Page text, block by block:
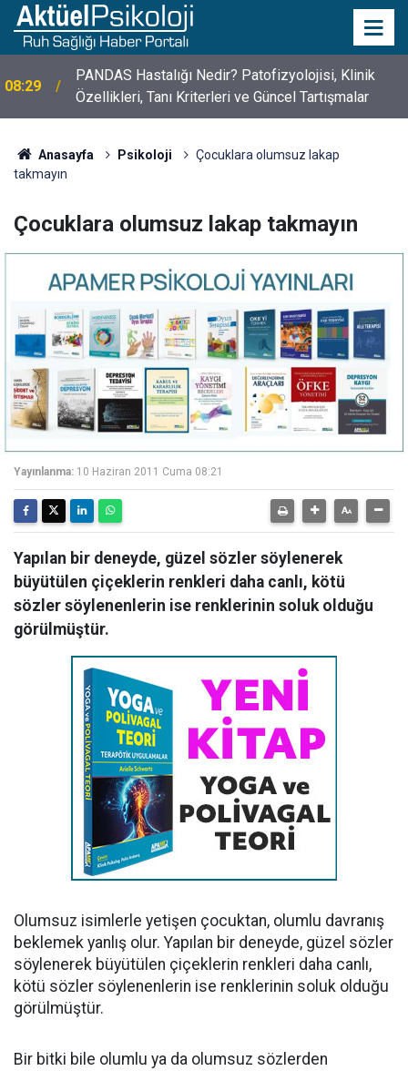
10:30
10 Mayıs Psikologlar Günü Nasıl Ortaya Çıktı? 10
Mayıs Tarihinin Hikayesi
Anasayfa Psikoloji
Çocuklara olumsuz lakap
takmayın
Çocuklara olumsuz lakap takmayın
Yayınlanma: 10 Haziran 2011 Cuma 08:21
Yapılan bir deneyde, güzel sözler söylenerek
büyütülen çiçeklerin renkleri daha canlı, kötü
sözler söylenenlerin ise renklerinin soluk olduğu
görülmüştür.
Olumsuz isimlerle yetişen çocuktan, olumlu davranış
beklemek yanlış olur. Yapılan bir deneyde, güzel sözler
söylenerek büyütülen çiçeklerin renkleri daha canlı,
kötü sözler söylenenlerin ise renklerinin soluk olduğu
görülmüştür.
Bir bitki bile olumlu ya da olumsuz sözlerden